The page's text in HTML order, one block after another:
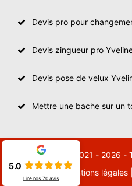
Devis pro pour
Devis zingueur pro
Devis pose de velux
Mettre une bache sur un
© 2021 - 2026 -
Mentions légales|
5.0
Lire nos 70avis